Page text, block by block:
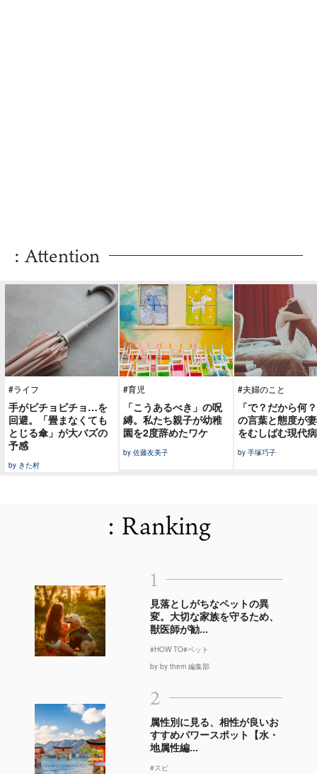
: Attention
#ライフ
手がビチョビチョ…を
回避。「畳まなくても
とじる傘」が大バズの
予感
by きた村
#育児
「こうあるべき」の呪
縛。私たち親子が幼稚
園を2度辞めたワケ
by 佐藤友美子
#夫婦のこと
「で？だから何
の言葉と態度が
をむしばむ現代病
by 手塚巧子
: Ranking
1
見落としがちなペットの異
変。大切な家族を守るため、
獣医師が勧...
#HOW TO#ペット
by by them 編集部
2
属性別に見る、相性が良いお
すすめパワースポット【水・
地属性編...
#スピ